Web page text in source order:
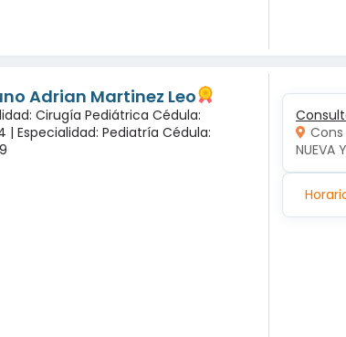
Adrian Martinez Leo
Cirugía Pediátrica Cédula:
| Especialidad: Pediatría Cédula:
Cons
NUEVA